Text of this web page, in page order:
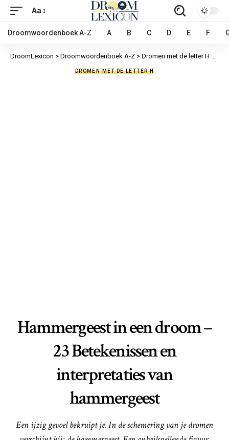
Aa
Droomwoordenboek A-Z A B C D E F
DroomLexicon > Droomwoordenboek A-Z > Dromen met de letter H
DROMEN MET DE LETTER H
Hammergeest in een droom –
23 Betekenissen en
interpretaties van
hammergeest
Een ijzig gevoel bekruipt je. In de schemering van je dromen